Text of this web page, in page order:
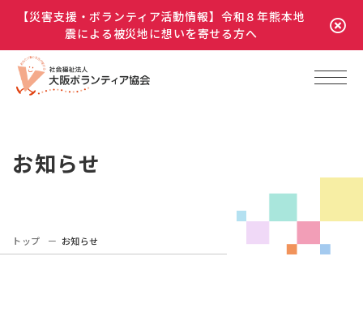
【災害支援・ボランティア活動情報】令和８年熊本地
震による被災地に想いを寄せる方へ
お知らせ
トップ お知らせ